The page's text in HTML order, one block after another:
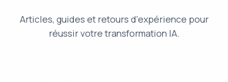
Articles, guides et retours d'expérience pour
réussir votre transformation IA.